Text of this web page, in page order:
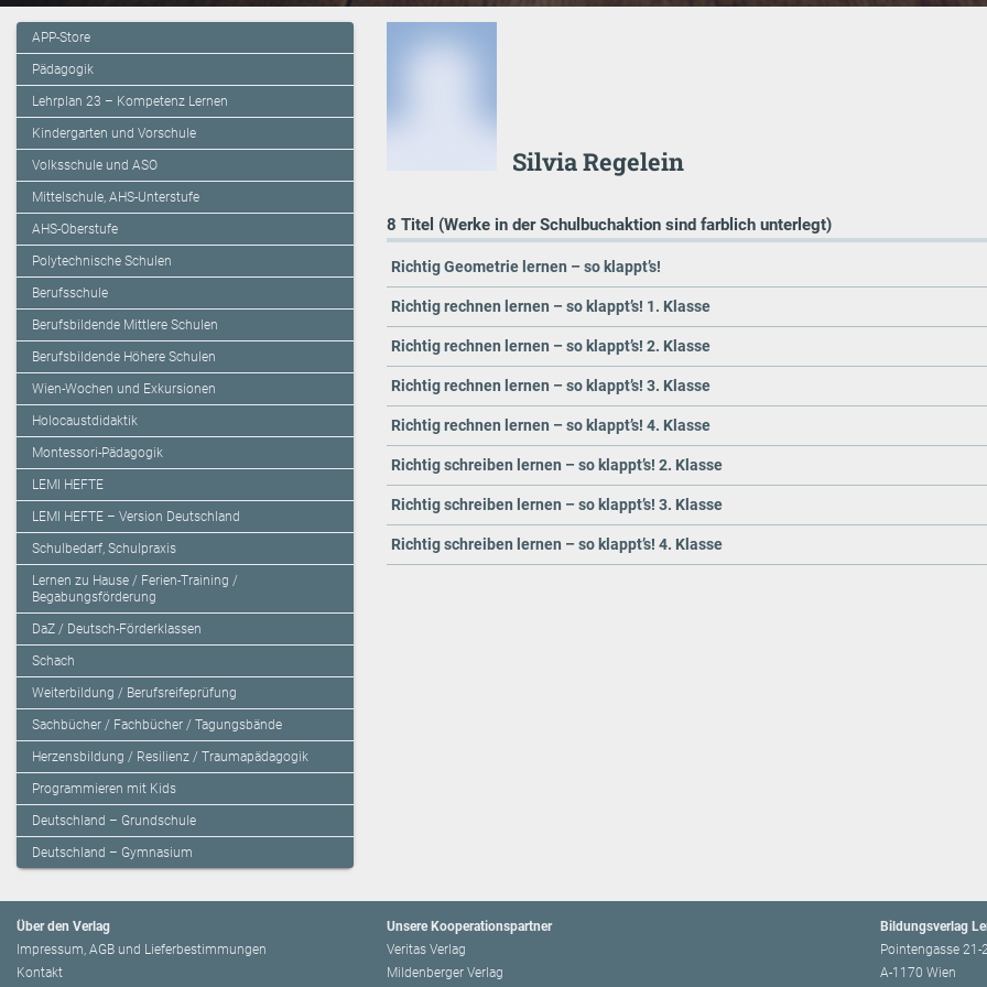
APP-Store
Pädagogik
Lehrplan 23 – Kompetenz Lernen
Kindergarten und Vorschule
Volksschule und ASO
Mittelschule, AHS-Unterstufe
AHS-Oberstufe
Polytechnische Schulen
Berufsschule
Berufsbildende Mittlere Schulen
Berufsbildende Höhere Schulen
Wien-Wochen und Exkursionen
Holocaustdidaktik
Montessori-Pädagogik
LEMI HEFTE
LEMI HEFTE – Version Deutschland
Schulbedarf, Schulpraxis
Lernen zu Hause / Ferien-Training /
Begabungsförderung
DaZ / Deutsch-Förderklassen
Schach
Weiterbildung / Berufsreifeprüfung
Sachbücher / Fachbücher / Tagungsbände
Herzensbildung / Resilienz / Traumapädagogik
Programmieren mit Kids
Deutschland – Grundschule
Deutschland – Gymnasium
Silvia Regelein
8 Titel (Werke in der Schulbuchaktion sind farblich unterlegt)
Richtig Geometrie lernen – so klappt’s!
Richtig rechnen lernen – so klappt’s! 1. Klasse
Richtig rechnen lernen – so klappt’s! 2. Klasse
Richtig rechnen lernen – so klappt’s! 3. Klasse
Richtig rechnen lernen – so klappt’s! 4. Klasse
Richtig schreiben lernen – so klappt’s! 2. Klasse
Richtig schreiben lernen – so klappt’s! 3. Klasse
Richtig schreiben lernen – so klappt’s! 4. Klasse
Über den Verlag
Impressum, AGB und Lieferbestimmungen
Kontakt
Unsere Kooperationspartner
Veritas Verlag
Mildenberger Verlag
Bildungsverlag
Pointengasse 21-
A-1170 Wien